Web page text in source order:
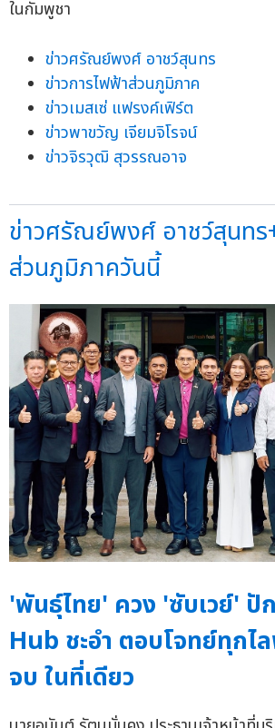
ข่าวศรัณย์พงศ์ อาชว์สุนทร
ข่าวการไฟฟ้าส่วนภูมิภาค
ข่าวเมสเซ่ แฟรงค์เฟิร์ต
ข่าวพาขวัญ เจียมจิโรจน์
ข่าวจิรวุฒิ สุวรรณอาจ
ข่าวศรัณย์พงศ์ อาชว์สุนทร
ส่วนภูมิภาควันนี้
'พันธุ์ไทย' ควง 'ซับเวย์' ปั
Hub ชะอำ ตอบโจทย์ทุกไ
จบ ในที่เดียว